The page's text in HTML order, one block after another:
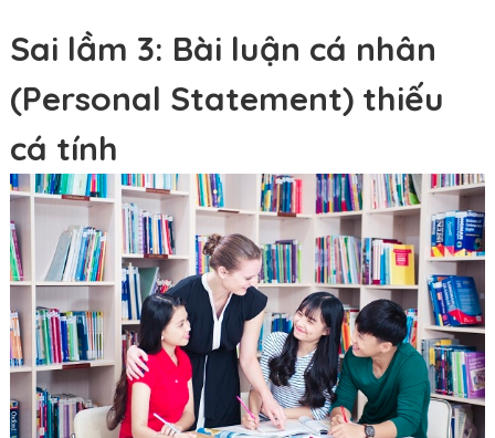
Sai lầm 3: Bài luận cá nhân
(Personal Statement) thiếu
cá tính